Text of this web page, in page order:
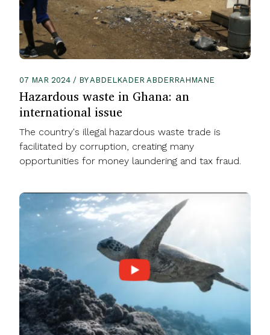
07 MAR 2024 / BY ABDELKADER ABDERRAHMANE
Hazardous waste in Ghana: an
international issue
The country's illegal hazardous waste trade is
facilitated by corruption, creating many
opportunities for money laundering and tax fraud.